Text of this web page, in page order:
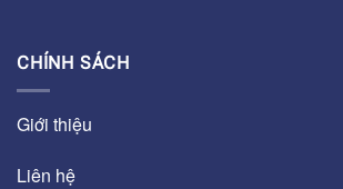
CHÍNH SÁCH
Giới thiệu
Liên hệ